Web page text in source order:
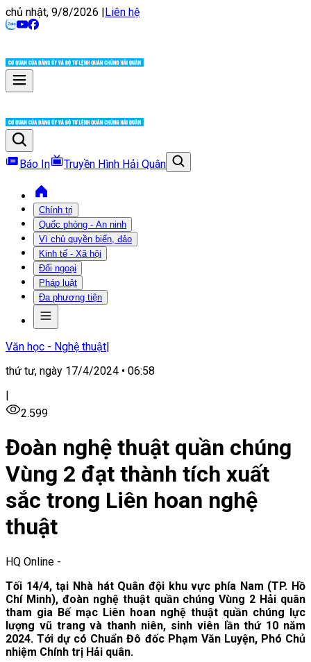
chủ nhật, 9/8/2026 |Liên hệ
Báo In Truyền Hình Hải Quân
Chính trị
Quốc phòng - An ninh
Vì chủ quyền biển, đảo
Kinh tế - Xã hội
Đối ngoại
Pháp luật
Đa phương tiện
Văn học - Nghệ thuật|
thứ tư, ngày 17/4/2024 • 06:58
|
2.599
Đoàn nghệ thuật quần chúng
Vùng 2 đạt thành tích xuất
sắc trong Liên hoan nghệ
thuật
HQ Online -
Tối 14/4, tại Nhà hát Quân đội khu vực phía Nam (TP. Hồ
Chí Minh), đoàn nghệ thuật quần chúng Vùng 2 Hải quân
tham gia Bế mạc Liên hoan nghệ thuật quần chúng lực
lượng vũ trang và thanh niên, sinh viên lần thứ 10 năm
2024. Tới dự có Chuẩn Đô đốc Phạm Văn Luyện, Phó Chủ
nhiệm Chính trị Hải quân.